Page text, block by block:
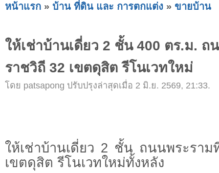
หน้าแรก » บ้าน ที่ดิน และ การตกแต่ง » ขายบ้าน
ให้เช่าบ้านเดี่ยว 2 ชั้น 400 ตร.ม. ถ
ราชวิถี 32 เขตดุสิต รีโนเวทใหม่
โดย patsapong ปรับปรุงล่าสุดเมื่อ 2 มิ.ย. 2569, 21:33.
ให้เช่าบ้านเดี่ยว 2 ชั้น ถนนพระรา
เขตดุสิต รีโนเวทใหม่ทั้งหลัง